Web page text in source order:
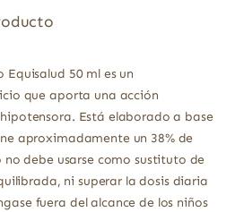
50 ml es un
que aporta una acción
Está elaborado a base
aproximadamente un 38% de
debe usarse como sustituto de
ni superar la dosis diaria
fuera del alcance de los niños